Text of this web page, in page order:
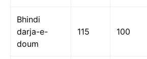
Bhindi
darja-e-
doum
115 100